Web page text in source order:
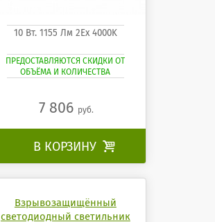
10 Вт. 1155 Лм 2Ех 4000K
ПРЕДОСТАВЛЯЮТСЯ СКИДКИ ОТ
ОБЪЁМА И КОЛИЧЕСТВА
7 806 руб.
В КОРЗИНУ 
Взрывозащищённый
светодиодный светильник